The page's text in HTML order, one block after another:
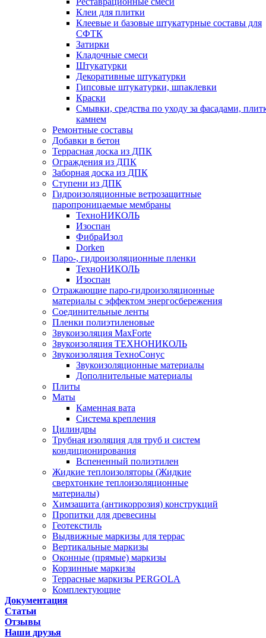
Клеи для плитки
Клеевые и базовые штукатурные составы для
СФТК
Затирки
Кладочные смеси
Штукатурки
Декоративные штукатурки
Гипсовые штукатурки, шпаклевки
Краски
Смывки, средства по уходу за фасадами,
камнем
Ремонтные составы
Добавки в бетон
Террасная доска из ДПК
Ограждения из ДПК
Заборная доска из ДПК
Ступени из ДПК
Гидроизоляционные ветрозащитные
паропроницаемые мембраны
ТехноНИКОЛЬ
Изоспан
ФибраИзол
Dorken
Паро-, гидроизоляционные пленки
ТехноНИКОЛЬ
Изоспан
Отражающие паро-гидроизоляционные
материалы с эффектом энергосбережения
Соединительные ленты
Пленки полиэтиленовые
Звукоизоляция MaxForte
Звукоизоляция ТЕХНОНИКОЛЬ
Звукоизоляция ТехноСонус
Звукоизоляционные материалы
Дополнительные материалы
Плиты
Маты
Каменная вата
Система крепления
Цилиндры
Трубная изоляция для труб и систем
кондиционирования
Вспененный полиэтилен
Жидкие теплоизоляторы (Жидкие
сверхтонкие теплоизоляционные
материалы)
Химзащита (антикоррозия) конструкций
Пропитки для древесины
Геотекстиль
Выдвижные маркизы для террас
Вертикальные маркизы
Оконные (прямые) маркизы
Корзинные маркизы
Террасные маркизы PERGOLA
Комплектующие
Документация
Статьи
Отзывы
Наши друзья